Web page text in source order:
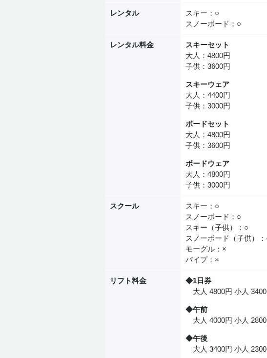
レンタル
スキー：○
スノーボード：○
レンタル料金
スキーセット
大人：4800円
子供：3600円
スキーウェア
大人：4400円
子供：3000円
ボードセット
大人：4800円
子供：3600円
ボードウェア
大人：4800円
子供：3000円
スクール
スキー：○
スノーボード：○
スキー（子供）：○
スノーボード（子供）
モーグル：×
パイプ：×
リフト料金
◆1日券
大人 4800円 小人
◆午前
大人 4000円 小人
◆午後
大人 3400円 小人